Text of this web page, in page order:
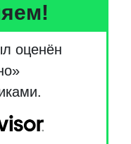
оценён